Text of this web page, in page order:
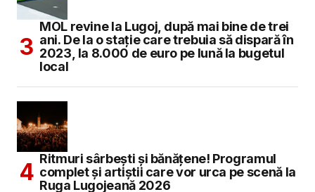
MOL revine la Lugoj, după mai bine de trei
ani. De la o stație care trebuia să dispară în
2023, la 8.000 de euro pe lună la bugetul
local
Ritmuri sârbești și bănățene! Programul
complet și artiștii care vor urca pe scenă la
Ruga Lugojeană 2026